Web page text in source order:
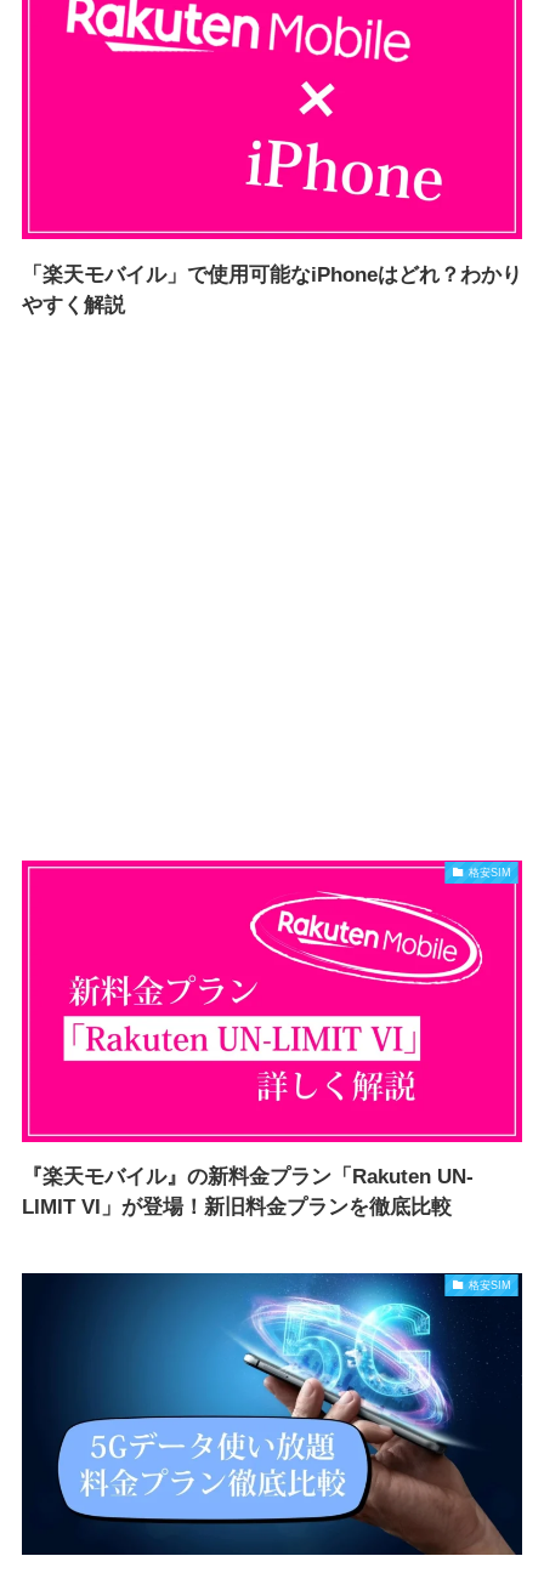
「楽天モバイル」で使用可能なiPhoneはどれ？わかり
やすく解説
格安SIM
『楽天モバイル』の新料金プラン「Rakuten UN-
LIMIT VI」が登場！新旧料金プランを徹底比較
格安SIM